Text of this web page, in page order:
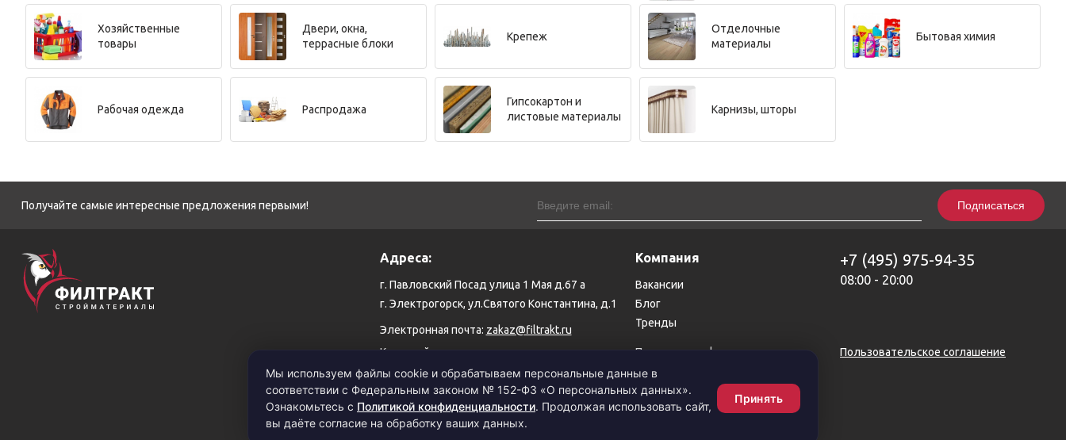
Хозяйственные
товары
Двери, окна,
террасные блоки
Крепеж
Отделочные
материалы
Бытовая химия
Рабочая одежда Распродажа
Гипсокартон и
листовые материалы
Карнизы, шторы
Получайте самые интересные предложения первыми! Подписаться
Адреса:
г. Павловский Посад улица 1 Мая д.67 а
г. Электрогорск, ул.Святого Константина, д.1
Электронная почта: zakaz@filtrakt.ru
Карта сайта
Компания
Вакансии
Блог
Тренды
Политика конфиденциальности
+7 (495) 975-94-35
08:00 - 20:00
Пользовательское соглашение
© 1999–2026 Филимоновский тракт. Все права защищены.
Мы используем файлы cookie и обрабатываем персональные данные в
соответствии с Федеральным законом № 152-ФЗ «О персональных данных».
Ознакомьтесь с Политикой конфиденциальности. Продолжая использовать сайт,
вы даёте согласие на обработку ваших данных.
Принять